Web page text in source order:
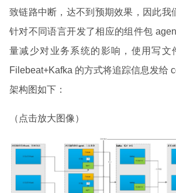
致链路中断，达不到预期效果，因此我
针对不同语言开发了相应的组件包
量减少对业务系统的影响，使用写文
Filebeat+Kafka 的方式将追踪信息发给
架构图如下：
（点击放大图像）